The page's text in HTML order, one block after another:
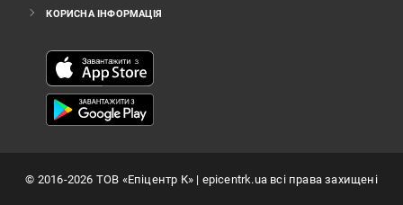
КОРИСНА ІНФОРМАЦІЯ
© 2016-2026 ТОВ «Епіцентр К»| epicentrk.ua всі права захищені